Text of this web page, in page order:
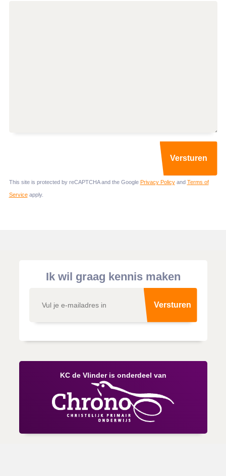
This site is protected by reCAPTCHA and the Google Privacy Policyand Terms of
Serviceapply.
Ik wil graag kennis maken
Versturen
KC de Vlinder is onderdeel van